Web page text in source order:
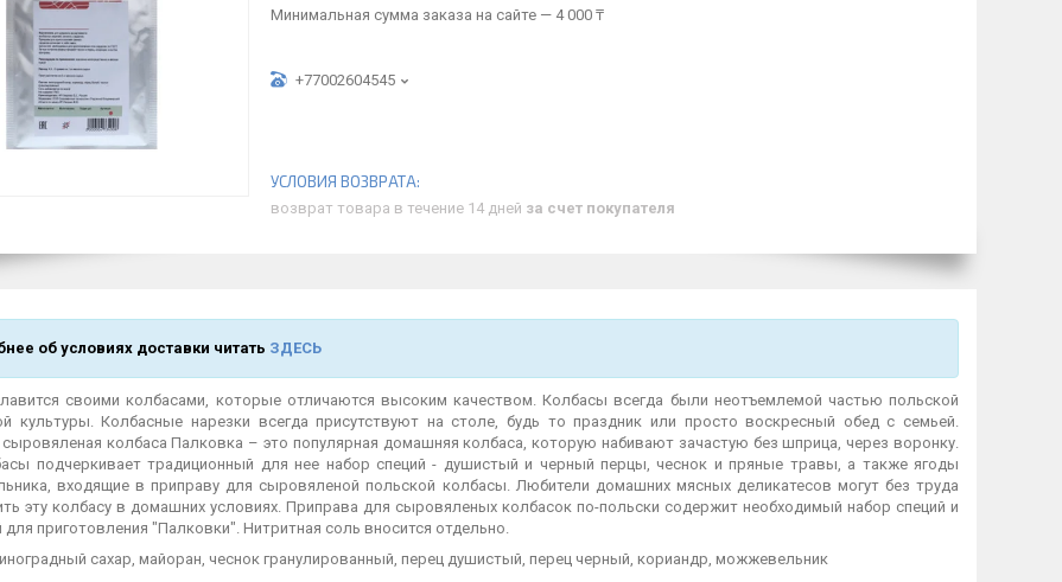
Минимальная сумма заказа на сайте — 4 000 ₸
+77002604545
возврат товара в течение 14 дней за счет покупателя
об условиях доставки читать ЗДЕСЬ
своими колбасами, которые отличаются высоким качеством. Колбасы всегда были неотъемлемой частью польской
культуры. Колбасные нарезки всегда присутствуют на столе, будь то праздник или просто воскресный обед с семьей.
колбаса Палковка – это популярная домашняя колбаса, которую набивают зачастую без шприца, через воронку.
подчеркивает традиционный для нее набор специй - душистый и черный перцы, чеснок и пряные травы, а также ягоды
входящие в приправу для сыровяленой польской колбасы. Любители домашних мясных деликатесов могут без труда
эту колбасу в домашних условиях. Приправа для сыровяленых колбасок по-польски содержит необходимый набор специй и
для приготовления "Палковки". Нитритная соль вносится отдельно.
сахар , майоран, чеснок гранулированный, перец душистый, перец черный, кориандр, можжевельник